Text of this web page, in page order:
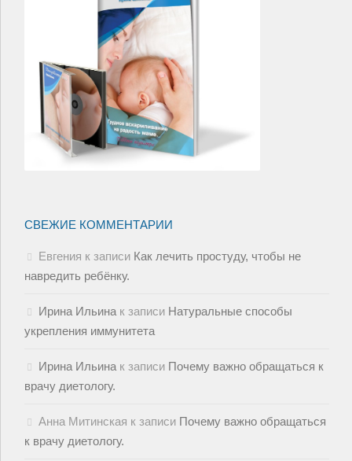
СВЕЖИЕ КОММЕНТАРИИ
Евгения к записи Как лечить простуду, чтобы не
навредить ребёнку.
Ирина Ильина к записи Натуральные способы
укрепления иммунитета
Ирина Ильина к записи Почему важно обращаться к
врачу диетологу.
Анна Митинская к записи Почему важно обращаться
к врачу диетологу.